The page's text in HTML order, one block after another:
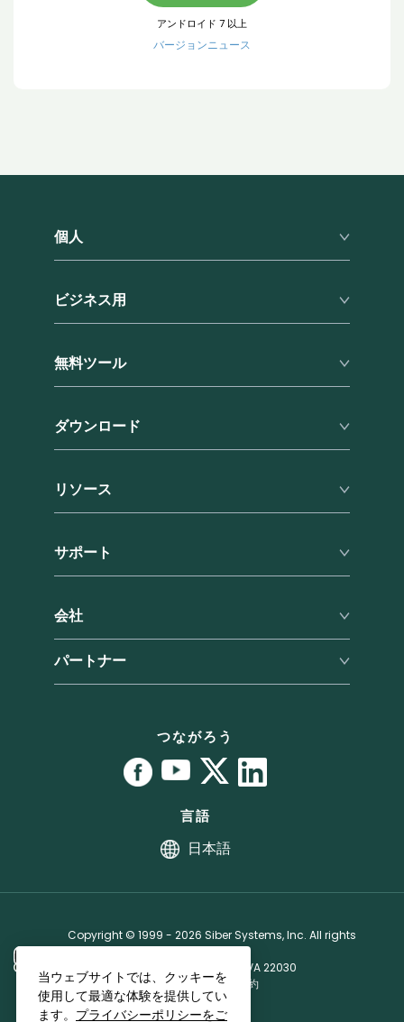
アンドロイド 7 以上
バージョンニュース
個人
ファミリー
料金
フォーム入力
紹介プログラム
ビジネス用
料金
特典
サポート
無料ツール
パスフレーズ生成ツール
私のパスワードはどれくらい安全ですか？
ハッキングされたことがありますか？
ダウンロード
Windows
Mac
iOS
Android
リソース
ブログ
レビュー
RoboForm vs. LastPass
RoboForm vs. Dashlane
RoboForm vs. 1Password
サポート
サポートに連絡
チケットを送信
ユーザーマニュアル
バグ報奨金プログラム
会社
会社概要
プレス
パートナー
つながろう
言語
日本語
Copyright © 1999 - 2026 Siber Systems, Inc. All rights
reserved.
3701 Pender Dr, Suite 400, Fairfax, VA 22030
プライバシーポリシー ·ライセンス契約
当ウェブサイトでは、クッキーを
使用して最適な体験を提供してい
ます。 プライバシーポリシーをご